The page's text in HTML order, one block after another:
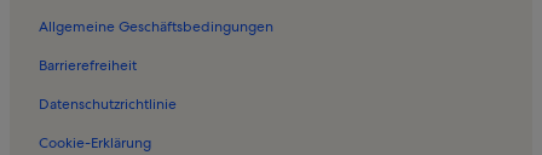
Ferienwohnungen in Assinghausen
Ferienwohnungen in Harth
Allgemeine Geschäftsbedingungen
Barrierefreiheit
Datenschutzrichtlinie
Cookie-Erklärung